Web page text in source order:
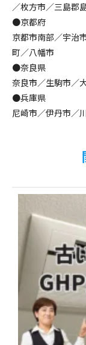
／枚方市／三島郡
●京都府
京都市南部／宇治
町／八幡市
●奈良県
奈良市／生駒市／
●兵庫県
尼崎市／伊丹市／